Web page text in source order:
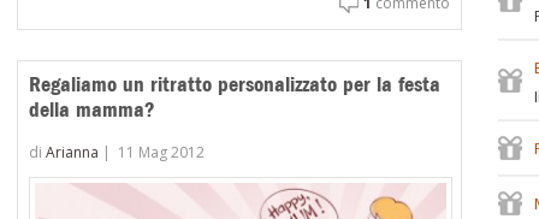
Regaliamo un ritratto personalizzato per la festa
della mamma?
diArianna | 11 Mag 2012